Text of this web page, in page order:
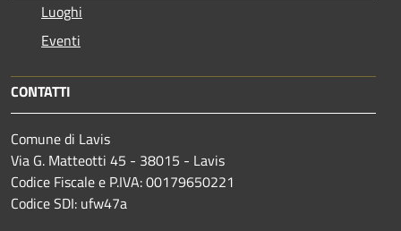
Luoghi
Eventi
CONTATTI
Comune di Lavis
Via G. Matteotti 45 - 38015 - Lavis
Codice Fiscale e P.IVA: 00179650221
Codice SDI: ufw47a